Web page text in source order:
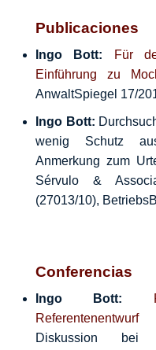
Publicaciones
Ingo Bott:
Für
Einführung zu
AnwaltSpiegel 17/
Ingo Bott:
wenig Schutz
Anmerkung zum
Sérvulo &
(27013/10),
Conferencias
Ingo Bott:
Diskussion bei